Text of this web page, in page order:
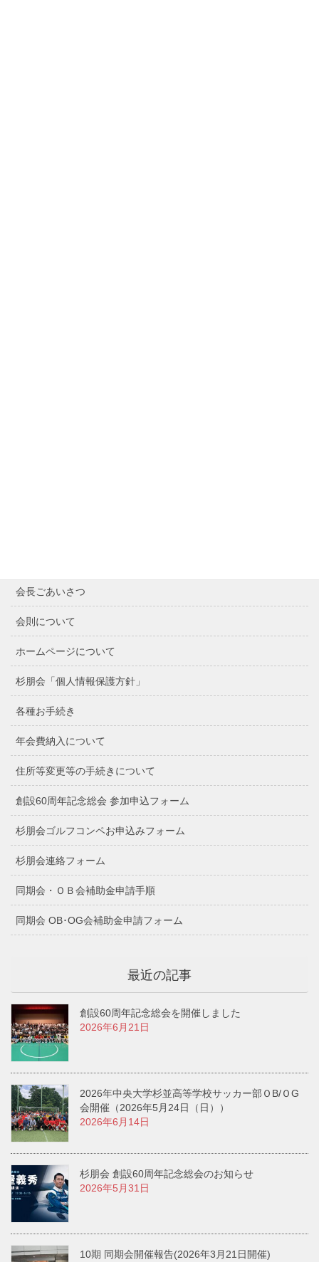
会長ごあいさつ
会則について
ホームページについて
杉朋会「個人情報保護方針」
各種お手続き
年会費納入について
住所等変更等の手続きについて
創設60周年記念総会 参加申込フォーム
杉朋会ゴルフコンペお申込みフォーム
杉朋会連絡フォーム
同期会・ＯＢ会補助金申請手順
同期会 OB･OG会補助金申請フォーム
最近の記事
創設60周年記念総会を開催しました
2026年6月21日
2026年中央大学杉並高等学校サッカー部ＯB/ＯG
会開催（2026年5月24日（日））
2026年6月14日
杉朋会 創設60周年記念総会のお知らせ
2026年5月31日
10期 同期会開催報告(2026年3月21日開催)